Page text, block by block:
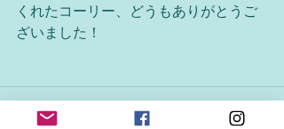
くれたコーリー、どうもありがとうご
ざいました！